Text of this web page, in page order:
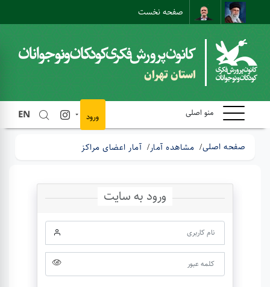
صفحه نخست
نقشه سایت
ارتباط مستقیم
استان تهران
منو اصلی EN ورود
صفحه اصلی مشاهده آمار آمار اعضای مراکز
ورود به سایت